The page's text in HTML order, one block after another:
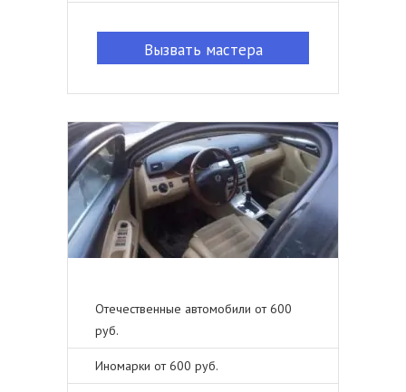
Вызвать мастера
Отечественные автомобили от 600
руб.
Иномарки от 600 руб.